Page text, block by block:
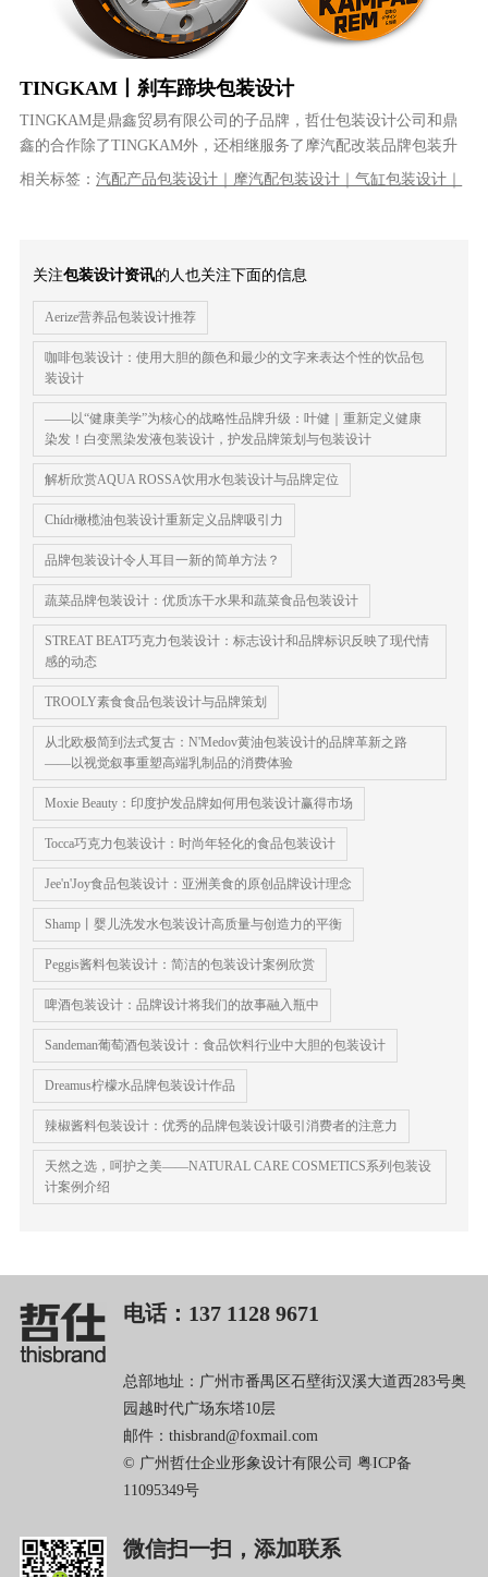
TINGKAM丨刹车蹄块包装设计
TINGKAM是鼎鑫贸易有限公司的子品牌，哲仕包装设计公司和鼎
鑫的合作除了TINGKAM外，还相继服务了摩汽配改装品牌包装升
级，哲仕的工作从品牌LOG......
相关标签：汽配产品包装设计｜摩汽配包装设计｜气缸包装设计｜
关注包装设计资讯的人也关注下面的信息
Aerize营养品包装设计推荐
咖啡包装设计：使用大胆的颜色和最少的文字来表达个性的饮品包
装设计
——以“健康美学”为核心的战略性品牌升级：叶健｜重新定义健康
染发！白变黑染发液包装设计，护发品牌策划与包装设计
解析欣赏AQUA ROSSA饮用水包装设计与品牌定位
Chídr橄榄油包装设计重新定义品牌吸引力
品牌包装设计令人耳目一新的简单方法？
蔬菜品牌包装设计：优质冻干水果和蔬菜食品包装设计
STREAT BEAT巧克力包装设计：标志设计和品牌标识反映了现代情
感的动态
TROOLY素食食品包装设计与品牌策划
从北欧极简到法式复古：N'Medov黄油包装设计的品牌革新之路
——以视觉叙事重塑高端乳制品的消费体验
Moxie Beauty：印度护发品牌如何用包装设计赢得市场
Tocca巧克力包装设计：时尚年轻化的食品包装设计
Jee'n'Joy食品包装设计：亚洲美食的原创品牌设计理念
Shamp丨婴儿洗发水包装设计高质量与创造力的平衡
Peggis酱料包装设计：简洁的包装设计案例欣赏
啤酒包装设计：品牌设计将我们的故事融入瓶中
Sandeman葡萄酒包装设计：食品饮料行业中大胆的包装设计
Dreamus柠檬水品牌包装设计作品
辣椒酱料包装设计：优秀的品牌包装设计吸引消费者的注意力
天然之选，呵护之美——NATURAL CARE COSMETICS系列包装设
计案例介绍
电话：137 1128 9671
总部地址：广州市番禺区石壁街汉溪大道西283号奥
园越时代广场东塔10层
邮件：thisbrand@foxmail.com
© 广州哲仕企业形象设计有限公司 粤ICP备
11095349号
微信扫一扫，添加联系